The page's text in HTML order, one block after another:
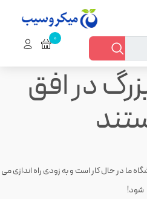
در افق
ما در حال کار است و به زودی راه اندازی می
شود!